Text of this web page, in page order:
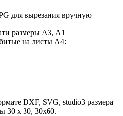
для вырезания вручную
размеры А3, А1
на листы А4:
DXF, SVG, studio3 размера
30 х 30, 30х60.